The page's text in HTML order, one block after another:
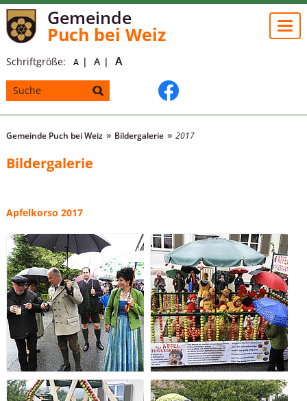
Gemeinde
Puch bei Weiz
Schriftgröße: A A A
Gemeinde Puch bei Weiz Bildergalerie 2017
Bildergalerie
Apfelkorso 2017